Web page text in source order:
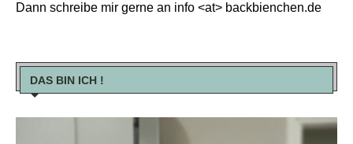
Dann schreibe mir gerne an info <at> backbienchen.de
DAS BIN ICH !